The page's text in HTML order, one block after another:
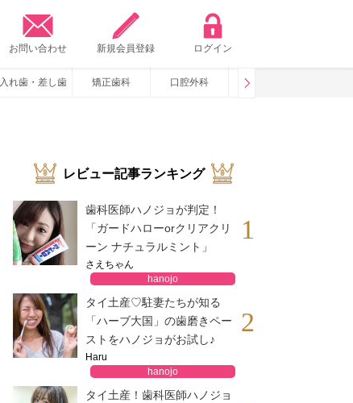
お問い合わせ 新規会員登録 ログイン
入れ歯・差し歯 矯正歯科 口腔外科 咬み合わせ
レビュー記事ランキング
歯科医師ハノジョが判定！
「ガードハローorクリアクリ
ーン ナチュラルミント」
さえちゃん
hanojo
1
タイ土産♡駐妻たちが知る
「ハーブ大国」の歯磨きペー
ストをハノジョがお試し♪
Haru
hanojo
2
タイ土産！歯科医師ハノジョ